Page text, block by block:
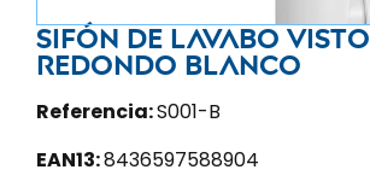
Sifón de lavabo visto
redondo blanco
Referencia:S001-B
EAN13:8436597588904